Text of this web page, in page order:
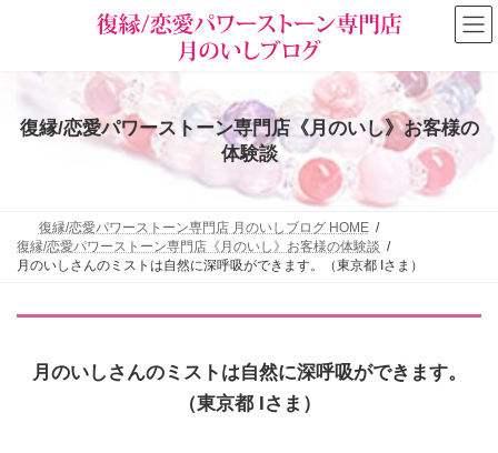
復縁/恋愛パワーストーン専門店《月のいし》お客様の
体験談
復縁/恋愛パワーストーン専門店 月のいしブログ HOME
復縁/恋愛パワーストーン専門店《月のいし》お客様の体験談
月のいしさんのミストは自然に深呼吸ができます。（東京都 Iさま）
月のいしさんのミストは自然に深呼吸ができます。
（東京都 Iさま）